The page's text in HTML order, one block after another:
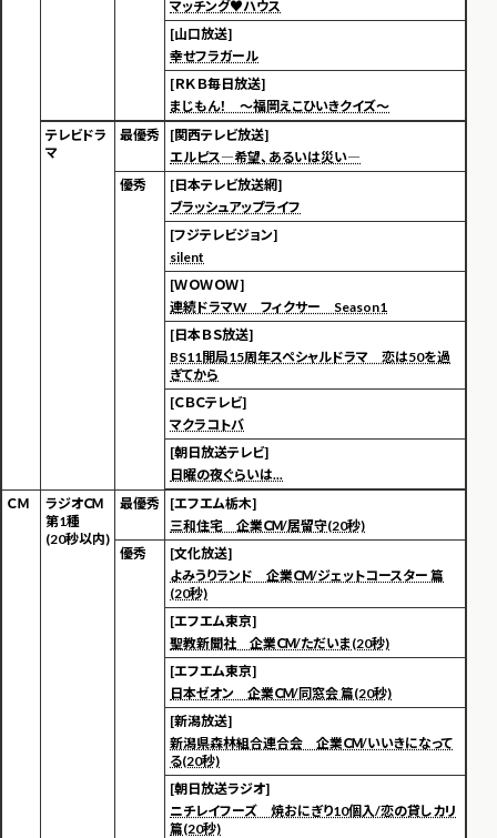
マッチング♥ハウス
[山口放送]
幸せフラガール
[ＲＫＢ毎日放送]
まじもん！ ～福岡えこひいきクイズ～
テレビドラ
マ
最優秀
[関西テレビ放送]
エルピス―希望、あるいは災い―
優秀
[日本テレビ放送網]
ブラッシュアップライフ
[フジテレビジョン]
silent
[ＷＯＷＯＷ]
連続ドラマW フィクサー Season1
[日本ＢＳ放送]
BS11開局15周年スペシャルドラマ 恋は50を過
ぎてから
[ＣＢＣテレビ]
マクラコトバ
[朝日放送テレビ]
日曜の夜ぐらいは...
Ｃ Ｍ
ラジオＣＭ
第1種
(20秒以内)
最優秀
[エフエム栃木]
三和住宅 企業ＣＭ/居留守(20秒)
優秀
[文化放送]
よみうりランド 企業ＣＭ/ジェットコースター 篇
(20秒)
[エフエム東京]
聖教新聞社 企業ＣＭ/ただいま(20秒)
[エフエム東京]
日本ゼオン 企業ＣＭ/同窓会 篇(20秒)
[新潟放送]
新潟県森林組合連合会 企業ＣＭ/いいきになって
る(20秒)
[朝日放送ラジオ]
ニチレイフーズ 焼おにぎり10個入/恋の貸しカリ
篇(20秒)